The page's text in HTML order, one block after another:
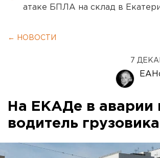
атаке БПЛА на склад в
← НОВОСТИ
7
На ЕКАДе в аварии
водитель грузовика